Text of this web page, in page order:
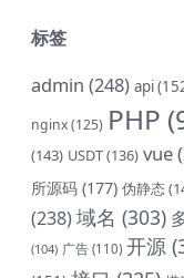
标签
admin (248) api
nginx(125) PHP
(143) USDT(136) vue
所源码 (177) 伪静态
(238)域名 (303)
(104) 广告 (110) 开源